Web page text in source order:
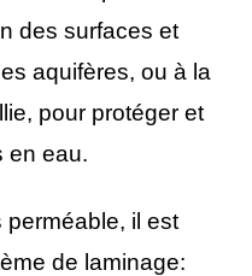
des surfaces et
aquifères, ou à la
pour protéger et
en eau.
perméable, il est
de laminage: